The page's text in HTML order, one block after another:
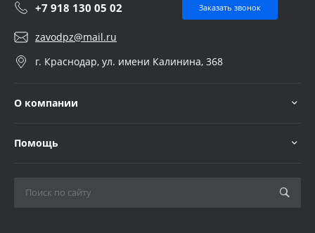
+7 918 130 05 02 Заказать звонок
zavodpz@mail.ru
г. Краснодар, ул. имени Калинина, 368
О компании
Помощь